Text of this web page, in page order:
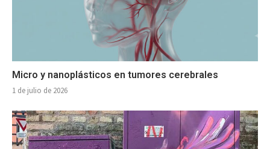
Micro y nanoplásticos en tumores cerebrales
1 de julio de 2026